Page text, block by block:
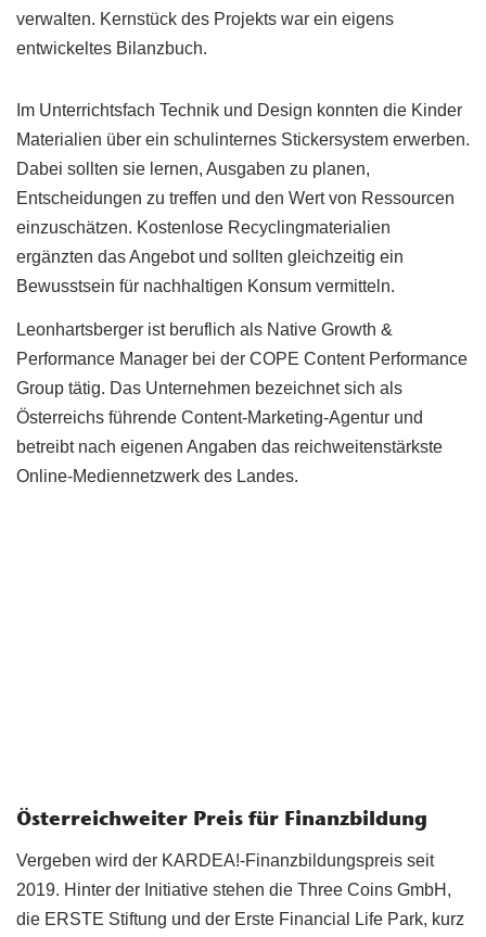
verwalten. Kernstück des Projekts war ein eigens
entwickeltes Bilanzbuch.
Im Unterrichtsfach Technik und Design konnten die Kinder
Materialien über ein schulinternes Stickersystem erwerben.
Dabei sollten sie lernen, Ausgaben zu planen,
Entscheidungen zu treffen und den Wert von Ressourcen
einzuschätzen. Kostenlose Recyclingmaterialien
ergänzten das Angebot und sollten gleichzeitig ein
Bewusstsein für nachhaltigen Konsum vermitteln.
Leonhartsberger ist beruflich als Native Growth &
Performance Manager bei der COPE Content Performance
Group tätig. Das Unternehmen bezeichnet sich als
Österreichs führende Content-Marketing-Agentur und
betreibt nach eigenen Angaben das reichweitenstärkste
Online-Mediennetzwerk des Landes.
Österreichweiter Preis für Finanzbildung
Vergeben wird der KARDEA!-Finanzbildungspreis seit
2019. Hinter der Initiative stehen die Three Coins GmbH,
die ERSTE Stiftung und der Erste Financial Life Park, kurz